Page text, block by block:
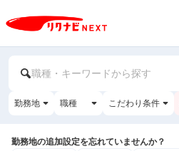
職種・キーワードから探す
勤務地 職種 こだわり条件
勤務地の追加設定を忘れていませんか？